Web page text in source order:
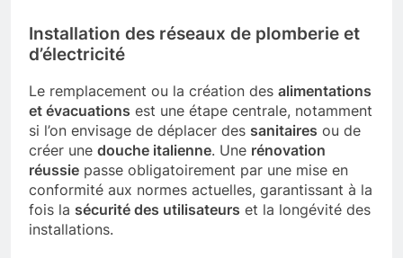
Installation des réseaux de plomberie et
d’électricité
Le remplacement ou la création des alimentations
et évacuations est une étape centrale, notamment
si l’on envisage de déplacer des sanitaires ou de
créer une douche italienne. Une rénovation
réussie passe obligatoirement par une mise en
conformité aux normes actuelles, garantissant à la
fois la sécurité des utilisateurs et la longévité des
installations.